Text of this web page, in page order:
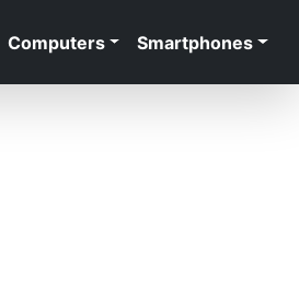
Computers Smartphones